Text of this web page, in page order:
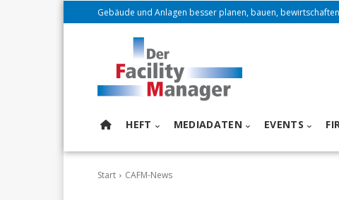
Gebäude und Anlagen besser planen, bauen, bewirtschaften
HEFT MEDIADATEN EVENTS
Start CAFM-News